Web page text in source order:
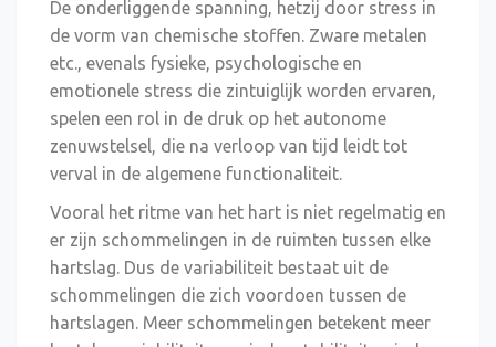
De onderliggende spanning, hetzij door stress in
de vorm van chemische stoffen. Zware metalen
etc., evenals fysieke, psychologische en
emotionele stress die zintuiglijk worden ervaren,
spelen een rol in de druk op het autonome
zenuwstelsel, die na verloop van tijd leidt tot
verval in de algemene functionaliteit.
Vooral het ritme van het hart is niet regelmatig en
er zijn schommelingen in de ruimten tussen elke
hartslag. Dus de variabiliteit bestaat uit de
schommelingen die zich voordoen tussen de
hartslagen. Meer schommelingen betekent meer